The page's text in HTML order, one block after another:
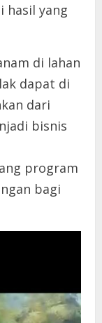
hasil yang
di lahan
dapat di
dari
bisnis
program
bagi